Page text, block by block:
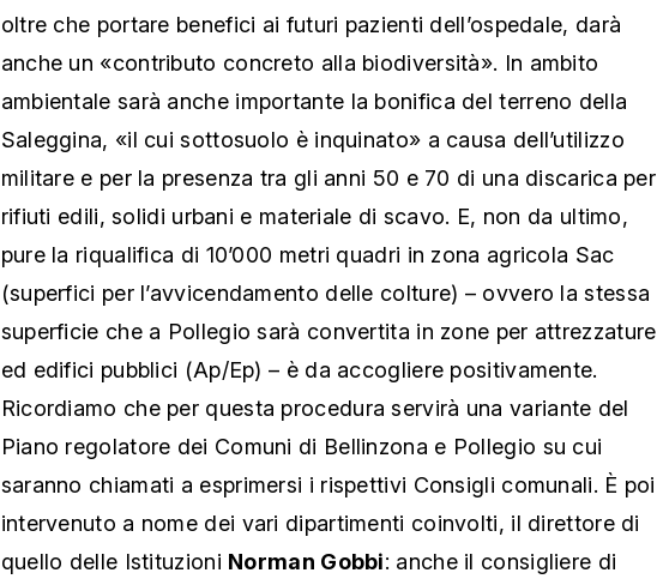
oltre che portare benefici ai futuri pazienti dell’ospedale, darà
anche un «contributo concreto alla biodiversità». In ambito
ambientale sarà anche importante la bonifica del terreno della
Saleggina, «il cui sottosuolo è inquinato» a causa dell’utilizzo
militare e per la presenza tra gli anni 50 e 70 di una discarica per
rifiuti edili, solidi urbani e materiale di scavo. E, non da ultimo,
pure la riqualifica di 10’000 metri quadri in zona agricola Sac
(superfici per l’avvicendamento delle colture) – ovvero la stessa
superficie che a Pollegio sarà convertita in zone per attrezzature
ed edifici pubblici (Ap/Ep) – è da accogliere positivamente.
Ricordiamo che per questa procedura servirà una variante del
Piano regolatore dei Comuni di Bellinzona e Pollegio su cui
saranno chiamati a esprimersi i rispettivi Consigli comunali. È poi
intervenuto a nome dei vari dipartimenti coinvolti, il direttore di
quello delle Istituzioni Norman Gobbi: anche il consigliere di